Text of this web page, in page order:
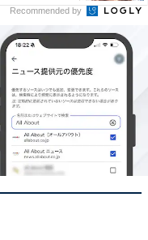
Recommended by